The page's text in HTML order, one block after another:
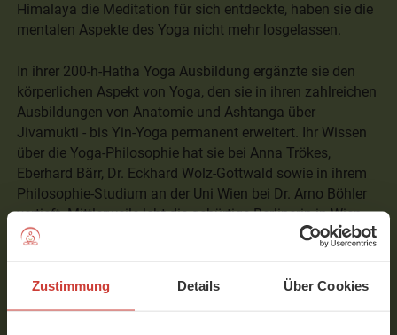
Zustimmung Details Über Cookies
Himalaya die Meditation für sich entdeckte, haben sie die
mentalen Aspekte des Yoga nicht mehr losgelassen.
In ihrer 200-h-Hatha Yoga Ausbildung ergänzte sie den
körperlichen Aspekt von Yoga, den sie in ihren zahlreichen
Ausbildungen von Anatomie und Ashtanga über
Jivamukti - bis Yin-Yoga permanent erweitert. Ihr Wissen
über die Yoga-Philosophie hat sie bei Anna Trökes,
Eberhard Bärr, Dr. Eckhard Wolz-Gottwald sowie in ihrem
Philosophie-Studium an der Uni Wien bei Dr. Arno Böhler
vertieft. Mittlerweile lebt die gebürtige Berlinerin in Wien,
wo sie auch 2013 ihren Sohn Pauli zur Welt brachte.
Nancy gibt auch Lehrer-Ausbildungen. Wenn Du Dich
dafür interessierst, schau doch mal auf ihrer Website